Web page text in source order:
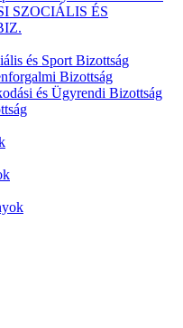
SZOCIÁLIS ÉS
és Sport Bizottság
Bizottság
és Ügyrendi Bizottság